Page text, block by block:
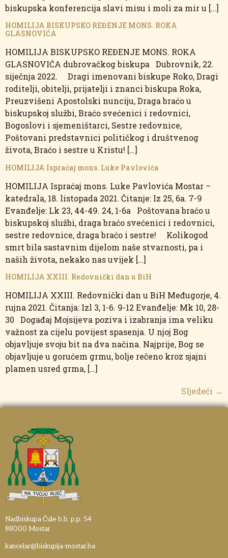
biskupska konferencija slavi misu i moli za mir u […]
HOMILIJA BISKUPSKO REĐENJE MONS. ROKA
GLASNOVIĆA
HOMILIJA BISKUPSKO REĐENJE MONS. ROKA
GLASNOVIĆA dubrovačkog biskupa Dubrovnik, 22.
siječnja 2022. Dragi imenovani biskupe Roko, Dragi
roditelji, obitelji, prijatelji i znanci biskupa Roka,
Preuzvišeni Apostolski nunciju, Draga braćo u
biskupskoj službi, Braćo svećenici i redovnici,
Bogoslovi i sjemeništarci, Sestre redovnice,
Poštovani predstavnici političkog i društvenog
života, Braćo i sestre u Kristu! […]
HOMILIJA Ispraćaj mons. Luke Pavlovića
HOMILIJA Ispraćaj mons. Luke Pavlovića Mostar –
katedrala, 18. listopada 2021. Čitanje: Iz 25, 6a. 7-9
Evanđelje: Lk 23, 44-49. 24, 1-6a Poštovana braćo u
biskupskoj službi, draga braćo svećenici i redovnici,
sestre redovnice, draga braćo i sestre! Kolikogod
smrt bila sastavnim dijelom naše stvarnosti, pa i
naših života, nekako nas uvijek […]
HOMILIJA XXIII. Redovnički dan u BiH
HOMILIJA XXIII. Redovnički dan u BiH Međugorje, 4.
rujna 2021. Čitanja: Izl 3, 1-6. 9-12 Evanđelje: Mk 10, 28-
30 Događaj Mojsijeva poziva i izabranja ima veliku
važnost za cijelu povijest spasenja. U njoj Bog
objavljuje svoju bit na dva načina. Najprije, Bog se
objavljuje u gorućem grmu, bolje rečeno kroz sjajni
plamen usred grma, […]
Sljedeći →
Nadbiskupa Čule b.b. p.p. 54
88000 Mostar
kancelar@biskupija-mostar.ba